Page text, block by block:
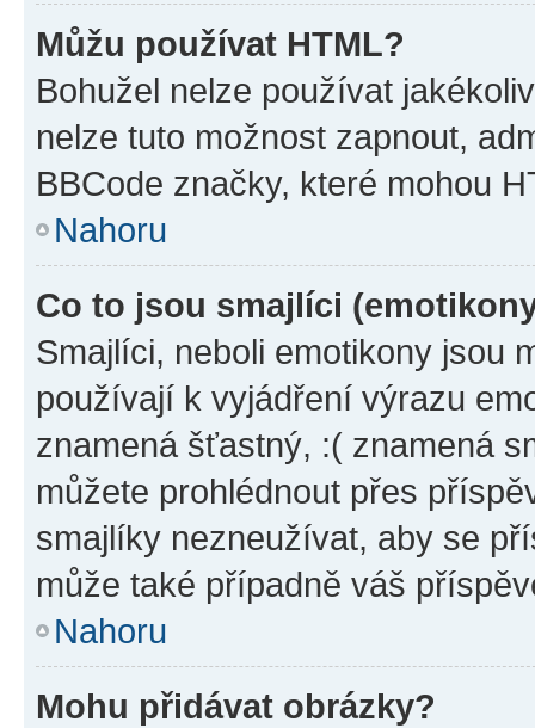
Můžu používat HTML?
Bohužel nelze používat
nelze tuto možnost zapnout,
BBCode značky, které mohou
Nahoru
Co to jsou smajlíci
Smajlíci, neboli emotikony jsou
používají k vyjádření výrazu
znamená šťastný, :( znamená
můžete prohlédnout přes
smajlíky nezneužívat, aby se
může také případně váš
Nahoru
Mohu přidávat obrázky?